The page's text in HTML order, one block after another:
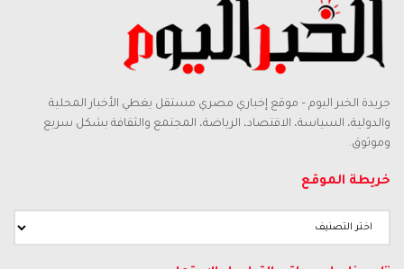
جريدة الخبر اليوم – موقع إخباري مصري مستقل يغطي الأخبار المحلية
والدولية، السياسة، الاقتصاد، الرياضة، المجتمع والثقافة بشكل سريع
وموثوق.
خريطة الموقع